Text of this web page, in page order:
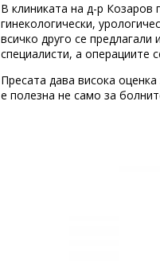
В клиниката на д-р Козаров
гинекологически,
всичко друго се
специалисти, а операциите
Пресата дава висока
е полезна не само за